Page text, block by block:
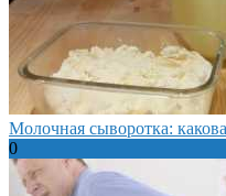
Молочная сыворотка:
0